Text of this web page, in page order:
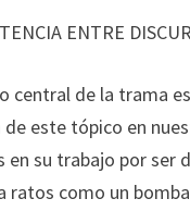
ENTRE
central de la trama
de este tópico en
en su trabajo por ser
ratos como un